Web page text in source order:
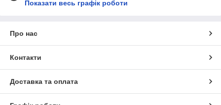
Показати весь графік роботи
Про нас
Контакти
Доставка та оплата